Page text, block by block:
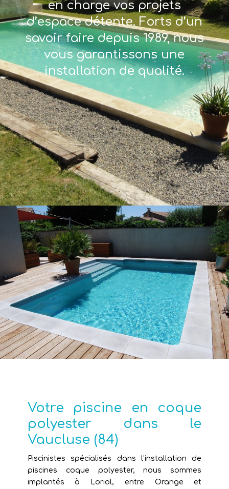
en charge vos projets
d’espace détente. Forts d’un
savoir faire depuis 1989, nous
vous garantissons une
installation de qualité.
Votre piscine en coque
polyester dans le
Vaucluse (84)
Piscinistes spécialisés dans l’installation de
piscines coque polyester, nous sommes
implantés à Loriol, entre Orange et